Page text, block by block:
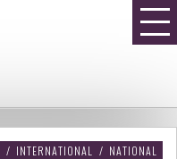
/ INTERNATIONAL / NATIONAL